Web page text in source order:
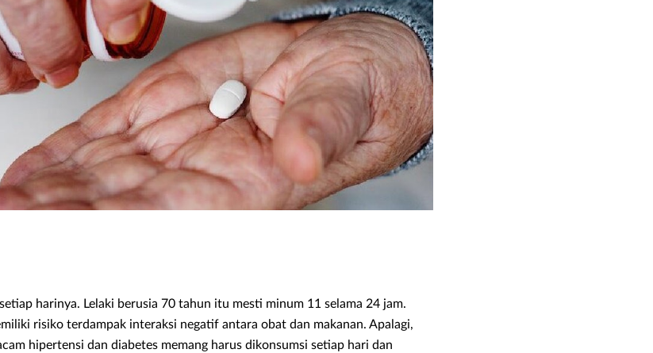
harinya. Lelaki berusia 70 tahun itu mesti minum 11 selama 24 jam.
risiko terdampak interaksi negatif antara obat dan makanan. Apalagi,
hipertensi dan diabetes memang harus dikonsumsi setiap hari dan